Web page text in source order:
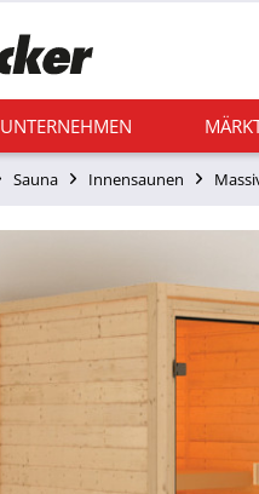
UNTERNEHMEN
Sauna Innensaunen